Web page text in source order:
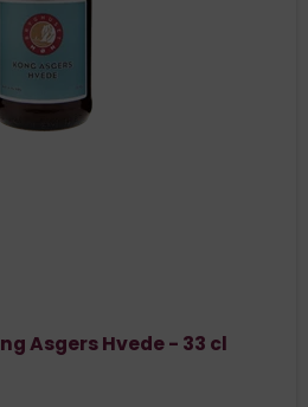
Asgers Hvede - 33 cl